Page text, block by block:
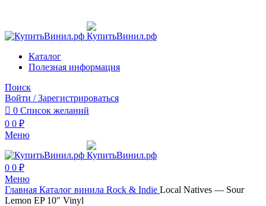
Каталог
Полезная информация
Поиск
Войти / Зарегистрироваться
0 Список желаний
0 0 ₽
Меню
0 0 ₽
Меню
Главная Каталог винила Rock & Indie Local Natives — Sour
Lemon EP 10″ Vinyl